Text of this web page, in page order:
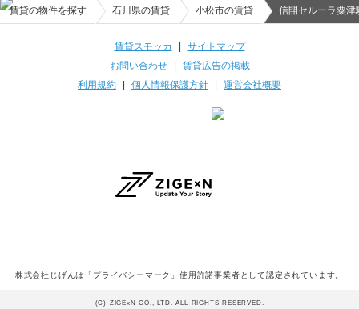
賃貸の物件を探す 石川県の賃貸 小松市の賃貸 信開セルーラ粟津
賃貸スモッカ
サイトマップ
お問い合わせ| 賃貸広告の掲載
利用規約
個人情報保護方針 運営会社概要
株式会社じげんは「プライバシーマーク」使用許諾事業者として認定されています。
(C) ZIGExN CO., LTD. ALL RIGHTS RESERVED.